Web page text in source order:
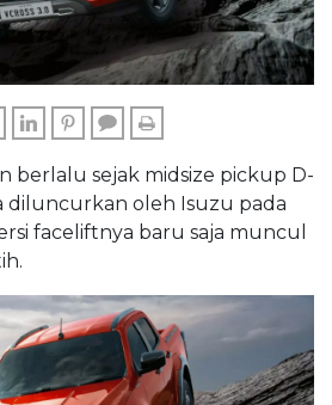
FACEBOOKLINKEDINPINTERESTCOMMENTS
berlalu sejak midsize pickup D-
diluncurkan oleh Isuzu pada
faceliftnya baru saja muncul